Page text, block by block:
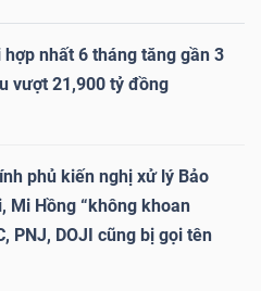
hợp nhất 6 tháng tăng gần 3
vượt 21,900 tỷ đồng
phủ kiến nghị xử lý Bảo
Mi Hồng “không khoan
PNJ, DOJI cũng bị gọi tên